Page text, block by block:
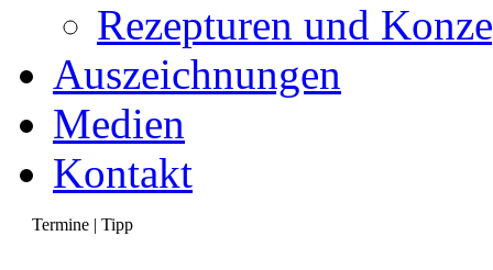
Rezepturen und
Auszeichnungen
Medien
Kontakt
Termine | Tipp